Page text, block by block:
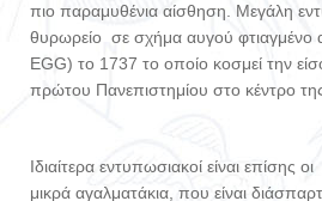
πιο παραμυθένια αίσθηση. Μεγάλη
θυρωρείο σε σχήμα αυγού
EGG) τo 1737 το οποίο κοσμεί την
πρώτου Πανεπιστημίου στο κέντρο
Ιδιαίτερα εντυπωσιακοί είναι επίσης
μικρά αγαλματάκια, που είναι